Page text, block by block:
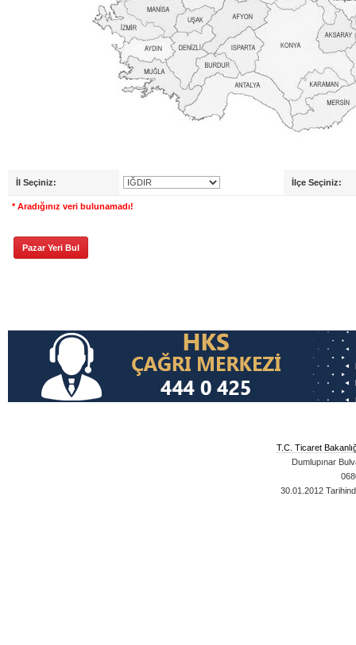
İl Seçiniz: İlçe Seçiniz:
* Aradığınız veri bulunamadı!
T.C. Ticaret
Dumlupınar
30.01.2012